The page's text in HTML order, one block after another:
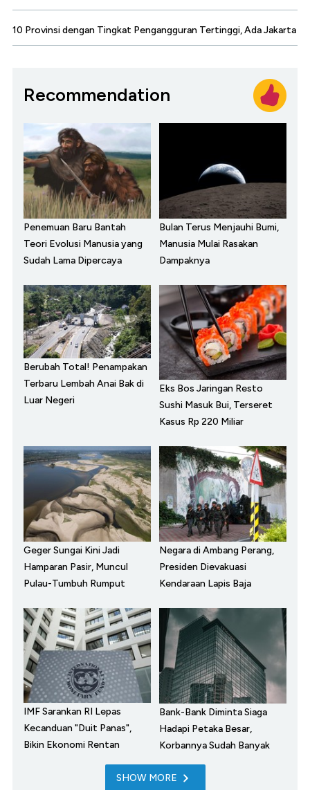
10 Provinsi dengan Tingkat Pengangguran Tertinggi, Ada Jakarta
Recommendation
Penemuan Baru Bantah
Teori Evolusi Manusia yang
Sudah Lama Dipercaya
Bulan Terus Menjauhi Bumi,
Manusia Mulai Rasakan
Dampaknya
Berubah Total! Penampakan
Terbaru Lembah Anai Bak di
Luar Negeri
Eks Bos Jaringan Resto
Sushi Masuk Bui, Terseret
Kasus Rp 220 Miliar
Geger Sungai Kini Jadi
Hamparan Pasir, Muncul
Pulau-Tumbuh Rumput
Negara di Ambang Perang,
Presiden Dievakuasi
Kendaraan Lapis Baja
IMF Sarankan RI Lepas
Kecanduan "Duit Panas",
Bikin Ekonomi Rentan
Bank-Bank Diminta Siaga
Hadapi Petaka Besar,
Korbannya Sudah Banyak
SHOW MORE